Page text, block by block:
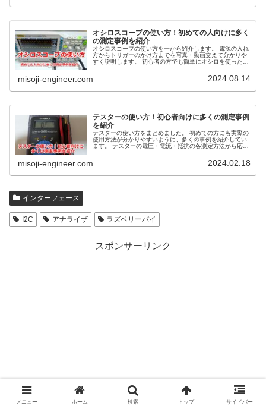
オシロスコープの使い方！初めての人向けに多く
の測定事例を紹介
オシロスコープの使い方を一から紹介します。 電源の入れ
方からトリガーのかけ方までを写真・動画交えて分かりや
すく説明します。 初心者の方でも簡単にオシロを使った測
misoji-engineer.com 2024.08.14
テスターの使い方！初心者向けに多くの測定事例
を紹介
テスターの使い方をまとめました。 初めての方にも実際の
使用方法が分かりやすいように、多くの事例を紹介してい
ます。 テスターの電圧・電流・抵抗の各測定方法から応用
misoji-engineer.com 2024.02.18
インターフェース
I2C アナライザ ラズベリーパイ
スポンサーリンク
メニュー ホーム 検索 トップ サイドバー